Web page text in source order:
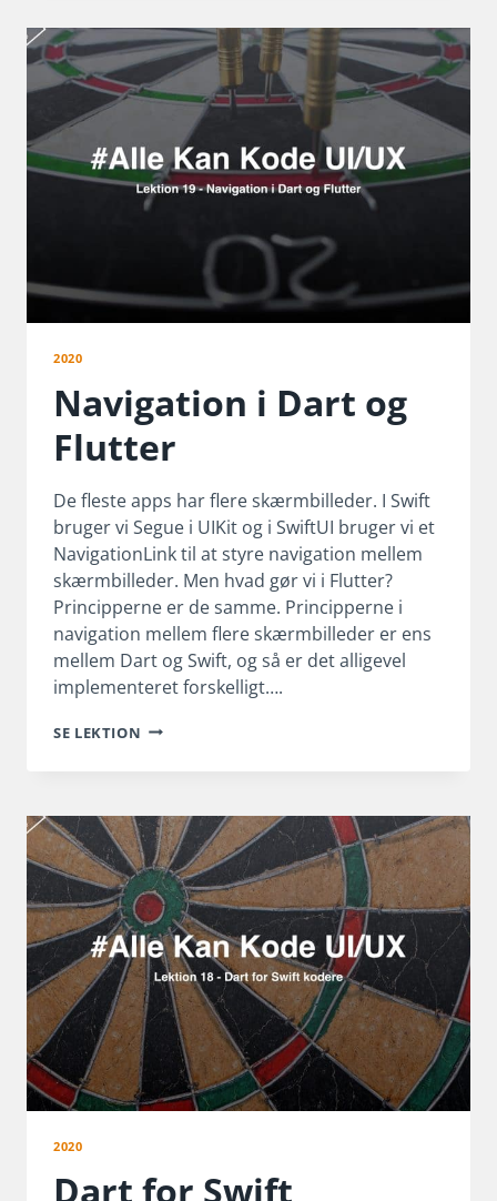
2020
Navigation i Dart og
Flutter
De fleste apps har flere skærmbilleder. I Swift
bruger vi Segue i UIKit og i SwiftUI bruger vi et
NavigationLink til at styre navigation mellem
skærmbilleder. Men hvad gør vi i Flutter?
Principperne er de samme. Principperne i
navigation mellem flere skærmbilleder er ens
mellem Dart og Swift, og så er det alligevel
implementeret forskelligt….
SE LEKTION NAVIGATION
FLUTTER
2020
Dart for Swift